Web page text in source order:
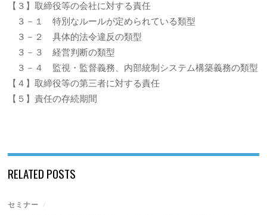
【３】取締役等の会社に対する責任
３－１ 特別なルールが定められている類型
３－２ 具体的法令違反の類型
３－３ 経営判断の類型
３－４ 監視・監督義務、内部統制システム構築義務の類型
【４】取締役等の第三者に対する責任
【５】責任の存続期間
RELATED POSTS
セミナー /